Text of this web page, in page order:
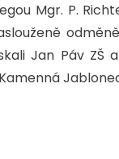
Mgr. P.
Jan Páv ZŠ